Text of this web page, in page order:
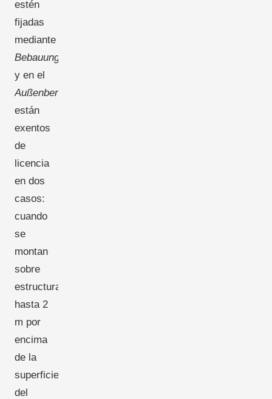
estén
fijadas
mediante
Bebauungsplan
y en el
Außenbereich
están
exentos
de
licencia
en dos
casos:
cuando
se
montan
sobre
estructuras
hasta 2
m por
encima
de la
superficie
del